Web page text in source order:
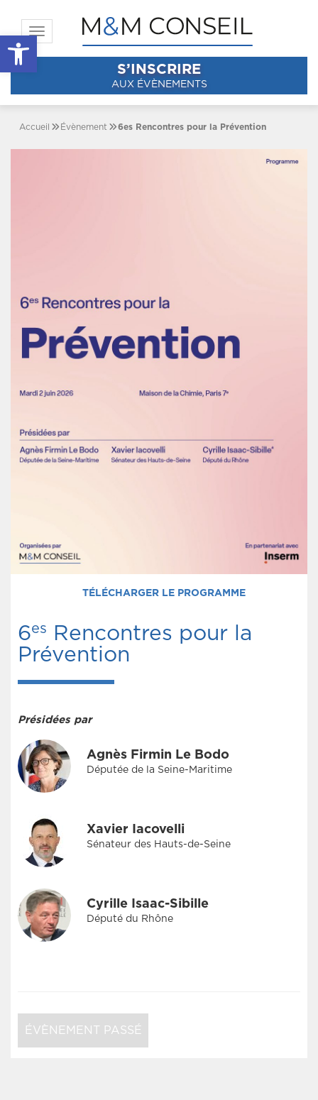
Ouvrir la barre d’outils
Toggle navigation
S’INSCRIRE
AUX ÉVÈNEMENTS
Accueil Évènement 6es Rencontres pour la Prévention
TÉLÉCHARGER LE PROGRAMME
6es
Rencontres pour la
Prévention
Présidées par
Agnès Firmin Le Bodo
Députée de la Seine-Maritime
Xavier Iacovelli
Sénateur des Hauts-de-Seine
Cyrille Isaac-Sibille
Député du Rhône
ÉVÈNEMENT PASSÉ